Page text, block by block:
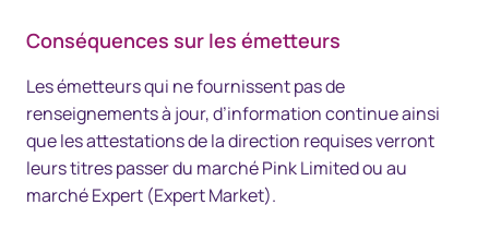
Conséquences sur les émetteurs
Les émetteurs qui ne fournissent pas de
renseignements à jour, d’information continue ainsi
que les attestations de la direction requises verront
leurs titres passer du marché Pink Limited ou au
marché Expert (Expert Market).